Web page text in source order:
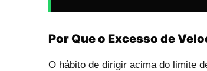
Por Que o Excesso de
O hábito de dirigir acima do limite